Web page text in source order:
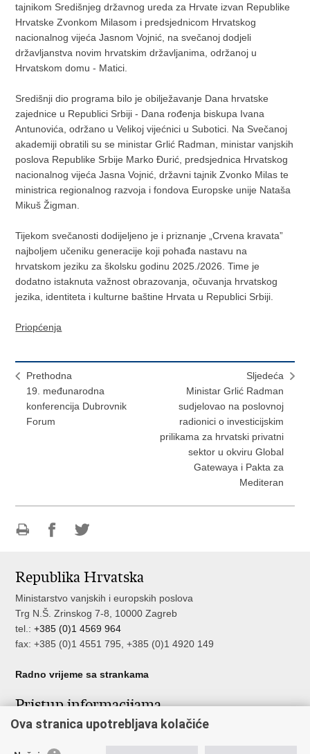
tajnikom Središnjeg državnog ureda za Hrvate izvan Republike
Hrvatske Zvonkom Milasom i predsjednicom Hrvatskog
nacionalnog vijeća Jasnom Vojnić, na svečanoj dodjeli
državljanstva novim hrvatskim državljanima, održanoj u
Hrvatskom domu - Matici.
Središnji dio programa bilo je obilježavanje Dana hrvatske
zajednice u Republici Srbiji - Dana rođenja biskupa Ivana
Antunovića, održano u Velikoj vijećnici u Subotici. Na Svečanoj
akademiji obratili su se ministar Grlić Radman, ministar vanjskih
poslova Republike Srbije Marko Đurić, predsjednica Hrvatskog
nacionalnog vijeća Jasna Vojnić, državni tajnik Zvonko Milas te
ministrica regionalnog razvoja i fondova Europske unije Nataša
Mikuš Žigman.
Tijekom svečanosti dodijeljeno je i priznanje „Crvena kravata”
najboljem učeniku generacije koji pohađa nastavu na
hrvatskom jeziku za školsku godinu 2025./2026. Time je
dodatno istaknuta važnost obrazovanja, očuvanja hrvatskog
jezika, identiteta i kulturne baštine Hrvata u Republici Srbiji.
Priopćenja
Prethodna
19. međunarodna
konferencija Dubrovnik
Forum
Sljedeća
Ministar Grlić Radman
sudjelovao na poslovnoj
radionici o investicijskim
prilikama za hrvatski privatni
sektor u okviru Global
Gatewaya i Pakta za
Mediteran
Facebooku
Twitteru
Republika Hrvatska
Ministarstvo vanjskih i europskih poslova
Trg N.Š. Zrinskog 7-8, 10000 Zagreb
tel.:+385 (0)1 4569 964
fax: +385 (0)1 4551 795, +385 (0)1 4920 149
Radno vrijeme sa strankama
Pristup informacijama
Pristup informacijama
Ova stranica upotrebljava kolačiće